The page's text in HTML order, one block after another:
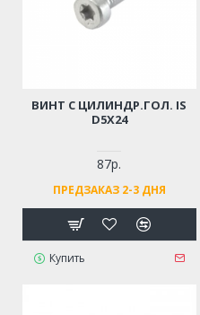
ВИНТ С ЦИЛИНДР.ГОЛ. IS
D5Х24
87р.
ПРЕДЗАКАЗ 2-3 ДНЯ
Купить